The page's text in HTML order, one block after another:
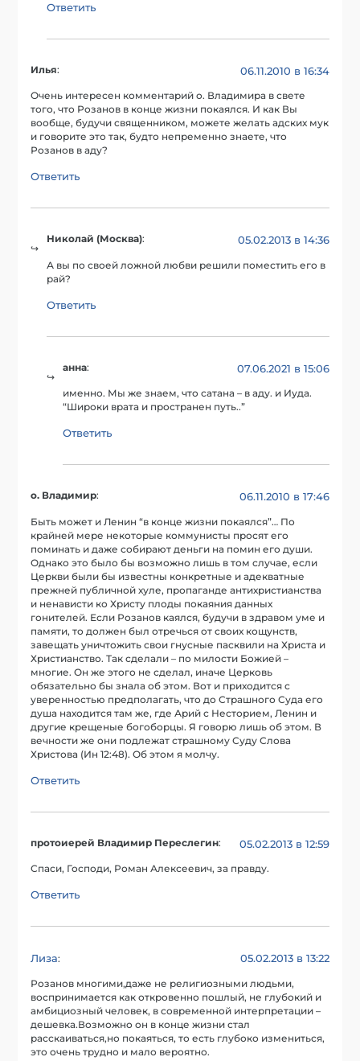
Ответить
Илья: 06.11.2010 в 16:34
Очень интересен комментарий о. Владимира в свете
того, что Розанов в конце жизни покаялся. И как Вы
вообще, будучи священником, можете желать адских мук
и говорите это так, будто непременно знаете, что
Розанов в аду?
Ответить
Николай (Москва): 05.02.2013 в 14:36
А вы по своей ложной любви решили поместить его в
рай?
Ответить
анна: 07.06.2021 в 15:06
именно. Мы же знаем, что сатана – в аду. и Иуда.
“Широки врата и пространен путь..”
Ответить
о. Владимир: 06.11.2010 в 17:46
Быть может и Ленин “в конце жизни покаялся”… По
крайней мере некоторые коммунисты просят его
поминать и даже собирают деньги на помин его души.
Однако это было бы возможно лишь в том случае, если
Церкви были бы известны конкретные и адекватные
прежней публичной хуле, пропаганде антихристианства
и ненависти ко Христу плоды покаяния данных
гонителей. Если Розанов каялся, будучи в здравом уме и
памяти, то должен был отречься от своих кощунств,
завещать уничтожить свои гнусные пасквили на Христа и
Христианство. Так сделали – по милости Божией –
многие. Он же этого не сделал, иначе Церковь
обязательно бы знала об этом. Вот и приходится с
уверенностью предполагать, что до Страшного Суда его
душа находится там же, где Арий с Несторием, Ленин и
другие крещеные богоборцы. Я говорю лишь об этом. В
вечности же они подлежат страшному Суду Слова
Христова (Ин 12:48). Об этом я молчу.
Ответить
протоиерей Владимир Переслегин: 05.02.2013 в 12:59
Спаси, Господи, Роман Алексеевич, за правду.
Ответить
Лиза: 05.02.2013 в 13:22
Розанов многими,даже не религиозными людьми,
воспринимается как откровенно пошлый, не глубокий и
амбициозный человек, в современной интерпретации –
дешевка.Возможно он в конце жизни стал
расскаиваться,но покаяться, то есть глубоко измениться,
это очень трудно и мало вероятно.